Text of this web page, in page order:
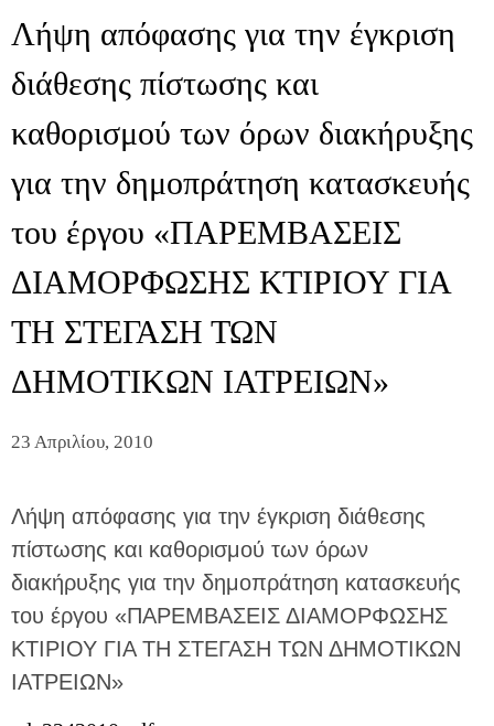
Λήψη απόφασης για την έγκριση
διάθεσης πίστωσης και
καθορισμού των όρων διακήρυξης
για την δημοπράτηση κατασκευής
του έργου «ΠΑΡΕΜΒΑΣΕΙΣ
ΔΙΑΜΟΡΦΩΣΗΣ ΚΤΙΡΙΟΥ ΓΙΑ
ΤΗ ΣΤΕΓΑΣΗ ΤΩΝ
ΔΗΜΟΤΙΚΩΝ ΙΑΤΡΕΙΩΝ»
23 Απριλίου, 2010
Λήψη απόφασης για την έγκριση διάθεσης
πίστωσης και καθορισμού των όρων
διακήρυξης για την δημοπράτηση κατασκευής
του έργου «ΠΑΡΕΜΒΑΣΕΙΣ ΔΙΑΜΟΡΦΩΣΗΣ
ΚΤΙΡΙΟΥ ΓΙΑ ΤΗ ΣΤΕΓΑΣΗ ΤΩΝ ΔΗΜΟΤΙΚΩΝ
ΙΑΤΡΕΙΩΝ»